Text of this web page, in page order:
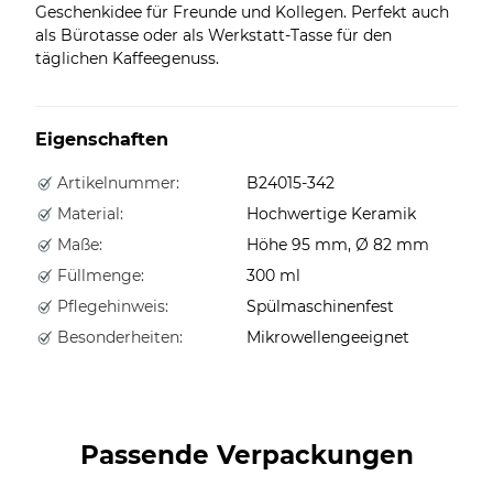
Geschenkidee für Freunde und Kollegen. Perfekt auch
als Bürotasse oder als Werkstatt-Tasse für den
täglichen Kaffeegenuss.
Eigenschaften
Artikelnummer:
B24015-342
Material:
Hochwertige Keramik
Maße:
Höhe 95 mm, Ø 82 mm
Füllmenge:
300 ml
Pflegehinweis:
Spülmaschinenfest
Besonderheiten:
Mikrowellengeeignet
Passende Verpackungen